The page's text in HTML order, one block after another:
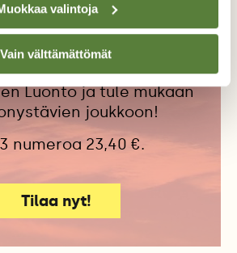
valintoja
Vain välttämättömät
Luonto
ja asiantuntevaa
ympäristöjournalismia.
Luonto ja tule mukaan
joukkoon!
numeroa 23,40 €.
Tilaa nyt!